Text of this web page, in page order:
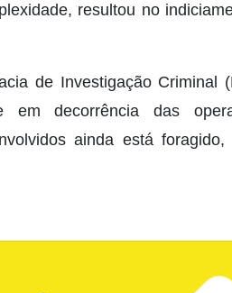
resultou no
de Investigação Criminal
em decorrência das
ainda está